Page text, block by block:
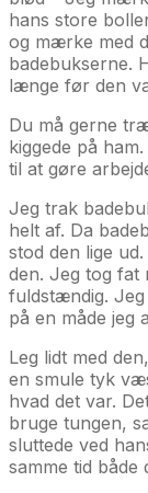
hans store
og mærke med
badebukserne.
længe før den
Du må gerne
kiggede på
til at gøre
Jeg trak
helt af. Da
stod den lige
den. Jeg tog fat
fuldstændig. Jeg
på en måde jeg
Leg lidt med
en smule tyk
hvad det var.
bruge tungen,
sluttede ved
samme tid både